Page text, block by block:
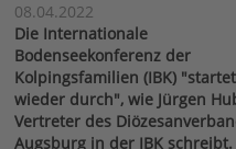
08.04.2022
Die Internationale
Bodenseekonferenz der
Kolpingsfamilien (IBK) "startet
wieder durch", wie Jürgen
Vertreter des
Augsburg in der IBK